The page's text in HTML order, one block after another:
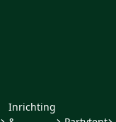
Inrichting